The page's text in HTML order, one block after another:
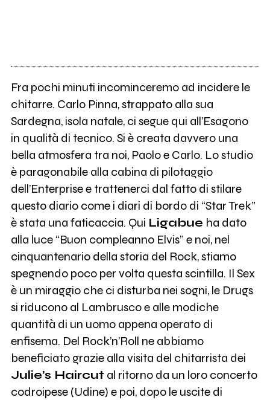
Fra pochi minuti incominceremo ad incidere le
chitarre. Carlo Pinna, strappato alla sua
Sardegna, isola natale, ci segue qui all’Esagono
in qualità di tecnico. Si è creata davvero una
bella atmosfera tra noi, Paolo e Carlo. Lo studio
è paragonabile alla cabina di pilotaggio
dell’Enterprise e trattenerci dal fatto di stilare
questo diario come i diari di bordo di “Star Trek”
è stata una faticaccia. Qui Ligabue ha dato
alla luce “Buon compleanno Elvis” e noi, nel
cinquantenario della storia del Rock, stiamo
spegnendo poco per volta questa scintilla. Il Sex
è un miraggio che ci disturba nei sogni, le Drugs
si riducono al Lambrusco e alle modiche
quantità di un uomo appena operato di
enfisema. Del Rock’n’Roll ne abbiamo
beneficiato grazie alla visita del chitarrista dei
Julie’s Haircut al ritorno da un loro concerto
codroipese (Udine) e poi, dopo le uscite di